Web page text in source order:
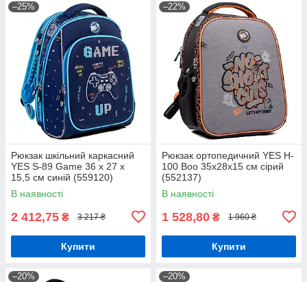
–25%
Рюкзак шкільний каркасний
YES S-89 Game 36 x 27 x
15,5 см синій (559120)
В наявності
2 412,75 ₴ 3 217 ₴
Купити
–22%
Рюкзак ортопедичний YES H-
100 Boo 35х28х15 см сірий
(552137)
В наявності
1 528,80 ₴ 1 960 ₴
Купити
–20% –20%